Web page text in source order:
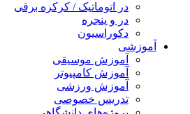
در اتوماتیک / کرکره برقی
در و پنجره
دکوراسیون
آموزشی
آموزش موسیقی
آموزش کامپیوتر
آموزش ورزشی
تدریس خصوصی